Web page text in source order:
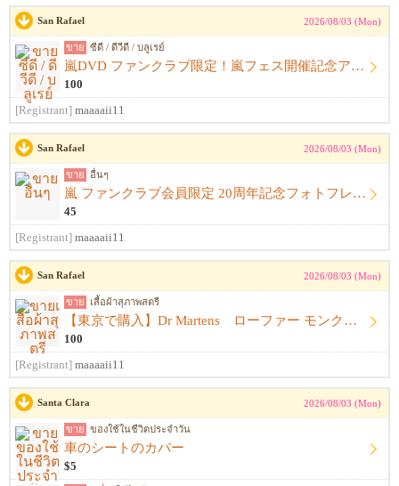
San Rafael 2026/08/03 (Mon)
ขาย ซีดี / ดีวีดี / บลูเรย์
嵐DVD ファンクラブ限定！嵐フェス開催記念アルバム ウラ嵐マニア CD４枚組
100
[Registrant] maaaaii11
San Rafael 2026/08/03 (Mon)
ขาย อื่นๆ
嵐 ファンクラブ会員限定 20周年記念フォトフレーム
45
[Registrant] maaaaii11
San Rafael 2026/08/03 (Mon)
ขาย เสื้อผ้าสุภาพสตรี
【東京で購入】Dr Martens ローファー モンクストラップ 黒 サイズ23.5cm〜24.0cm ドクターマーチン
100
[Registrant] maaaaii11
Santa Clara 2026/08/03 (Mon)
ขาย ของใช้ในชีวิตประจำวัน
車のシートのカバー
$5